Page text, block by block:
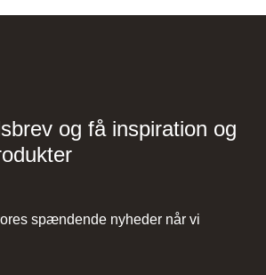
og få inspiration og
spændende nyheder når vi
Lundvej 54, 8800 Viborg,